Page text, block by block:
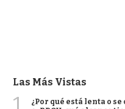
Las Más Vistas
¿Por qué está lenta o